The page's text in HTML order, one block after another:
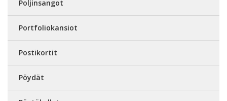
Poljinsangot
Portfoliokansiot
Postikortit
Pöydät